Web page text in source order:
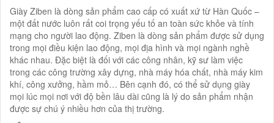
Giày Ziben là dòng sản phẩm cao cấp có xuất xứ từ Hàn Quốc –
một đất nước luôn rất coi trọng yếu tố an toàn sức khỏe và tính
mạng cho người lao động. Ziben là dòng sản phẩm được sử dụng
trong mọi điều kiện lao động, mọi địa hình và mọi ngành nghề
khác nhau. Đặc biệt là đối với các công nhân, kỹ sư làm việc
trong các công trường xây dựng, nhà máy hóa chất, nhà máy kim
khí, công xưởng, hầm mỏ… Bên cạnh đó, có thể sử dụng giày
mọi lúc mọi nơi với độ bền lâu dài cũng là lý do sản phẩm nhận
được sự chú ý nhiều hơn của thị trường.